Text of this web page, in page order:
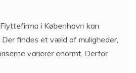
i København kan
findes et væld af muligheder,
varierer enormt. Derfor